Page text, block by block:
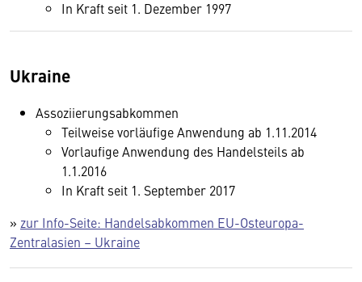
In Kraft seit 1. Dezember 1997
Ukraine
Assoziierungsabkommen
Teilweise vorläufige Anwendung ab 1.11.2014
Vorlaufige Anwendung des Handelsteils ab
1.1.2016
In Kraft seit 1. September 2017
» zur Info-Seite: Handelsabkommen EU-Osteuropa-
Zentralasien – Ukraine